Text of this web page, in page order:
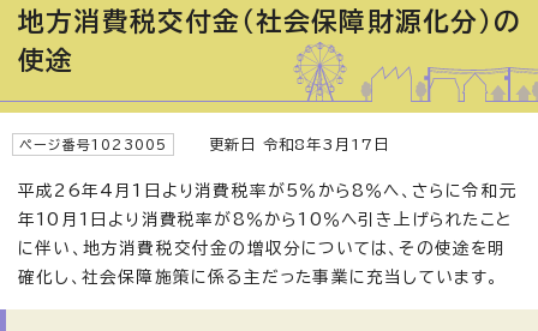
地方消費税交付金（社会保障財源化分）の
使途
ページ番号1023005 更新日 令和8年3月17日
平成26年4月1日より消費税率が5％から8％へ、さらに令和元
年10月1日より消費税率が8％から10％へ引き上げられたこと
に伴い、地方消費税交付金の増収分については、その使途を明
確化し、社会保障施策に係る主だった事業に充当しています。